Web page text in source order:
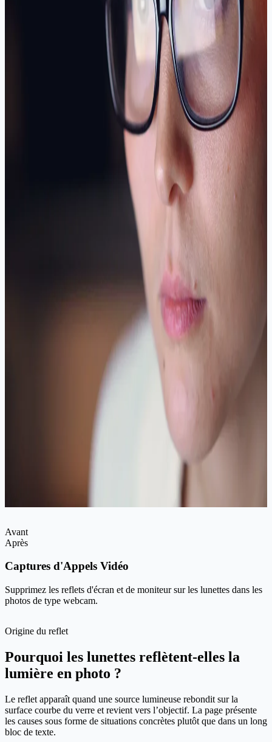
Avant
Après
Captures d'Appels Vidéo
Supprimez les reflets d'écran et de moniteur sur les lunettes dans les
photos de type webcam.
Origine du reflet
Pourquoi les lunettes reflètent-elles la
lumière en photo ?
Le reflet apparaît quand une source lumineuse rebondit sur la
surface courbe du verre et revient vers l’objectif. La page présente
les causes sous forme de situations concrètes plutôt que dans un long
bloc de texte.